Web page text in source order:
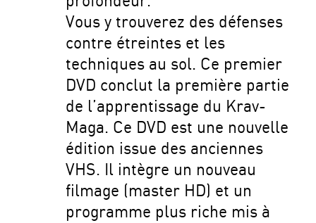
Vous y trouverez des défenses
contre étreintes et les
techniques au sol. Ce premier
DVD conclut la première partie
de l’apprentissage du Krav-
Maga. Ce DVD est une nouvelle
édition issue des anciennes
VHS. Il intègre un nouveau
filmage (master HD) et un
programme plus riche mis à